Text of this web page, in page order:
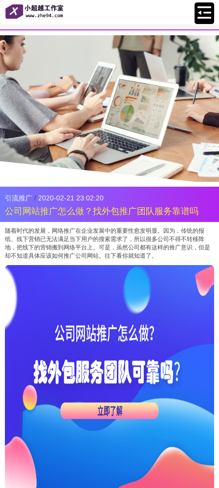
引流推广 / 2020-02-21 23:02:20
公司网站推广怎么做？找外包推广团队服务靠谱吗
随着时代的发展，网络推广在企业发展中的重要性愈发明显。因为，传统的报
纸、线下营销已无法满足当下用户的搜索需求了，所以很多公司不得不转移阵
地，把线下的营销搬到网络平台上。可是，虽然公司都有这样的推广意识，但是
却不知道具体应该如何推广公司网站。往下看你就知道了。